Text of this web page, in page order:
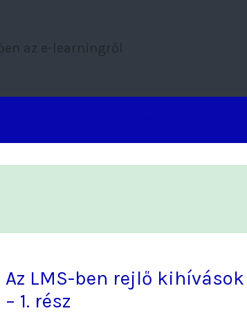
az e-learningről
Az LMS-ben rejlő kihívások
– 1. rész